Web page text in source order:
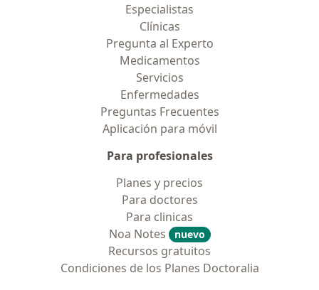
Especialistas
Clínicas
Pregunta al Experto
Medicamentos
Servicios
Enfermedades
Preguntas Frecuentes
Aplicación para móvil
Para profesionales
Planes y precios
Para doctores
Para clinicas
Noa Notes
nuevo
Recursos gratuitos
Condiciones de los Planes Doctoralia